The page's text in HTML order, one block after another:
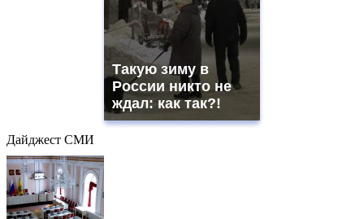
Такую зиму в
России никто не
ждал: как так?!
Дайджест СМИ